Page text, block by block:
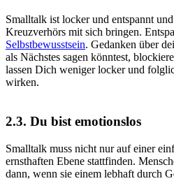
Smalltalk ist locker und entspannt
Kreuzverhörs mit sich bringen.
Selbstbewusstsein. Gedanken über
als Nächstes sagen könntest,
lassen Dich weniger locker und
wirken.
2.3. Du bist emotionslos
Smalltalk muss nicht nur auf einer
ernsthaften Ebene stattfinden.
dann, wenn sie einem lebhaft durch